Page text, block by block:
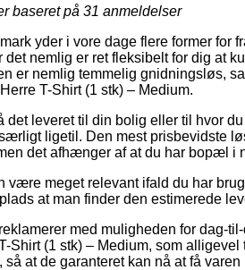
baseret på 31 anmeldelser
yder i vore dage flere former for
nemlig er ret fleksibelt for dig at
er nemlig temmelig gnidningsløs,
T-Shirt (1 stk) – Medium.
det leveret til din bolig eller til hvor
ligetil. Den mest prisbevidste
det afhænger af at du har bopæl i
være meget relevant ifald du har
at man finder den estimerede
med muligheden for dag-
Shirt (1 stk) – Medium, som
at de garanteret kan nå at få